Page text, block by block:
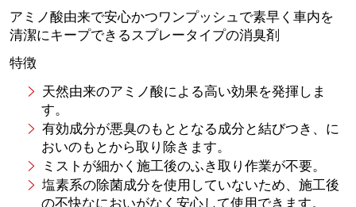
アミノ酸由来で安心かつワンプッシュで素早く車内を
清潔にキープできるスプレータイプの消臭剤
特徴
天然由来のアミノ酸による高い効果を発揮しま
す。
有効成分が悪臭のもととなる成分と結びつき、に
おいのもとから取り除きます。
ミストが細かく施工後のふき取り作業が不要。
塩素系の除菌成分を使用していないため、施工後